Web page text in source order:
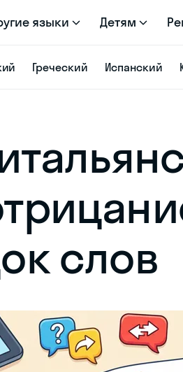
языки Детям
Греческий Испанский
слов